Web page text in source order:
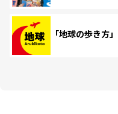
「地球の歩き方